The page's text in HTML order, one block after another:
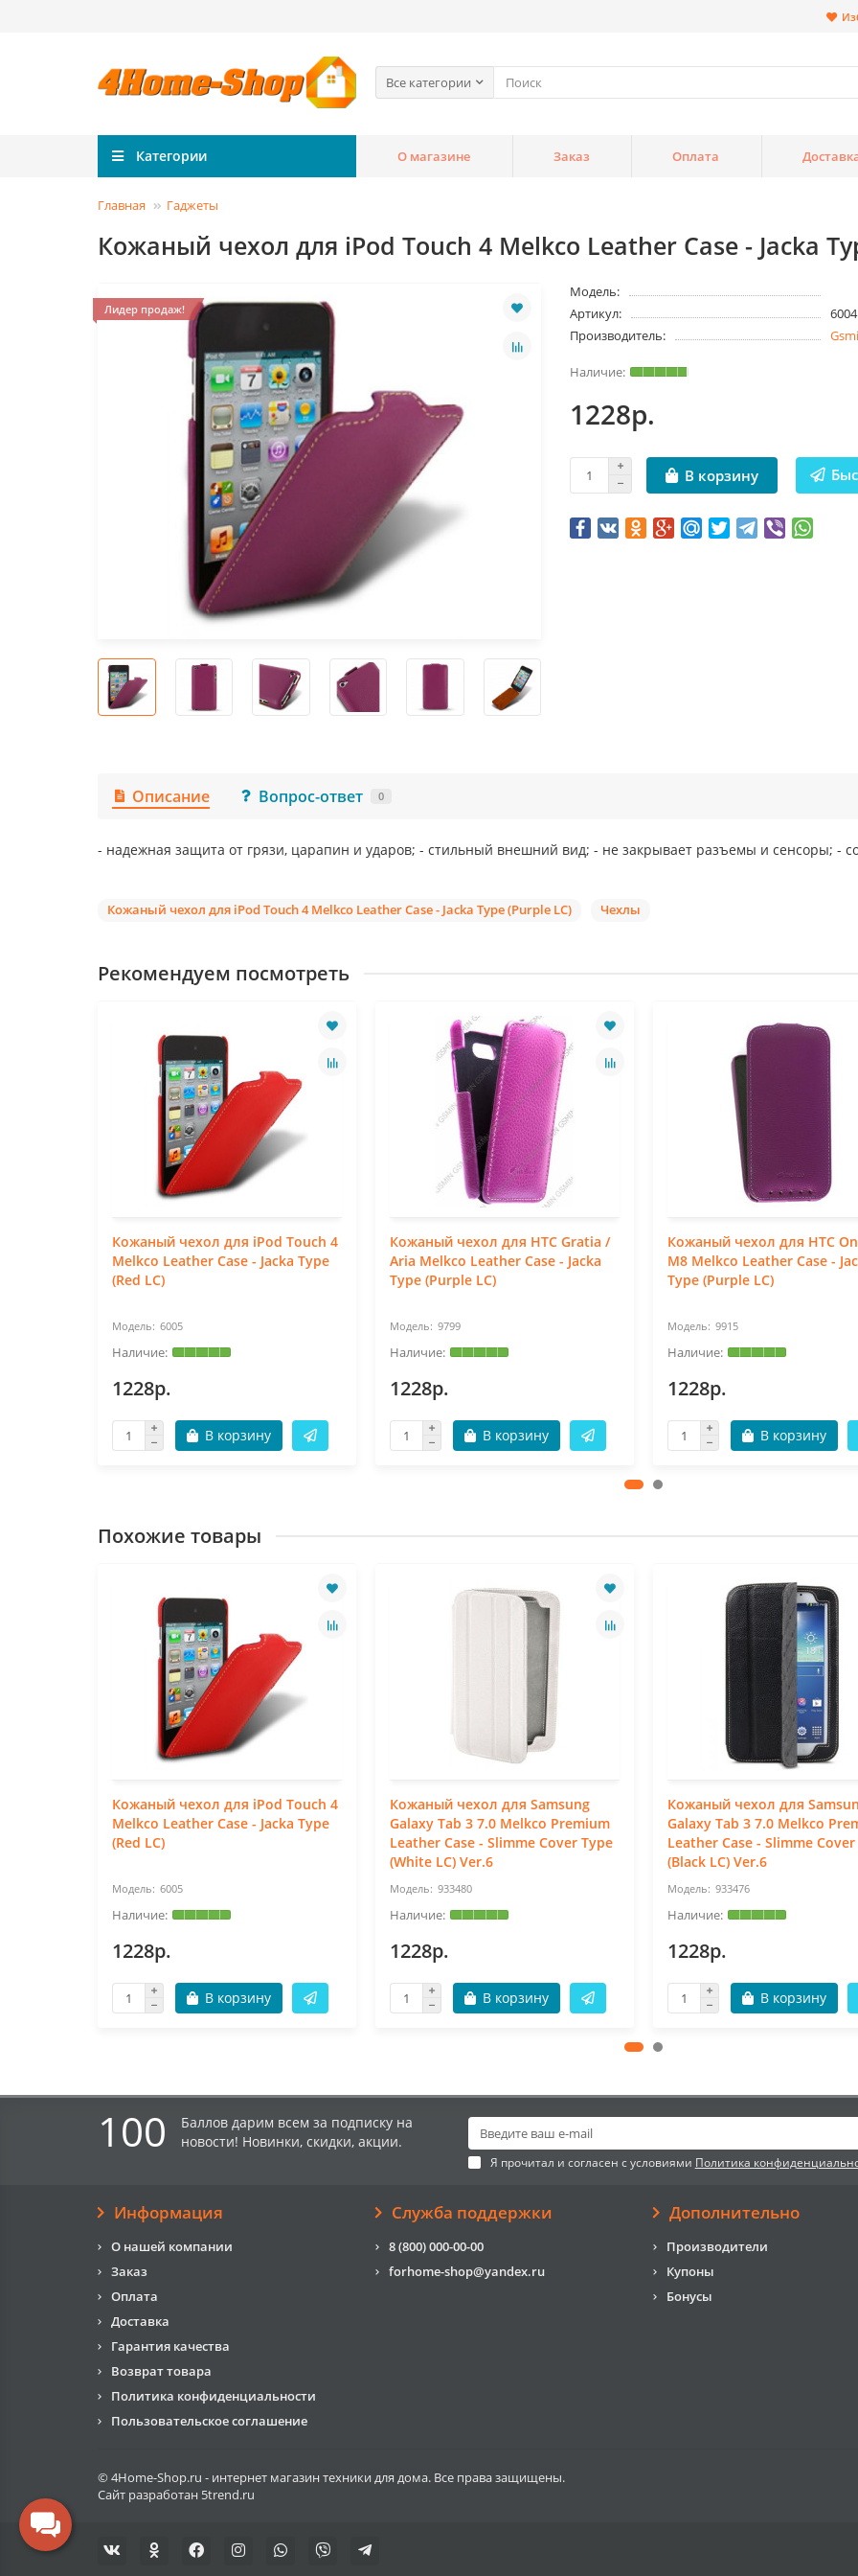
Все категории
Категории О магазине Заказ Оплата
Главная Гаджеты
Кожаный чехол для iPod Touch 4 Melkco Leather Case - Jacka
Лидер продаж!
Модель:
Артикул:
6004
Производитель:
1228р.
В корзину
Описание Вопрос-ответ 0
- надежная защита от грязи, царапин и ударов; - стильный внешний вид; - не закрывает разъемы и сенсоры; -
Кожаный чехол для iPod Touch 4 Melkco Leather Case - Jacka Type (Purple LC) Чехлы
Рекомендуем посмотреть
Кожаный чехол для iPod Touch 4
Melkco Leather Case - Jacka Type
(Red LC)
6005
1228р.
В корзину
Кожаный чехол для HTC Gratia /
Aria Melkco Leather Case - Jacka
Type (Purple LC)
9799
1228р.
В корзину
Кожаный чехол для HTC
M8 Melkco Leather Case -
Type (Purple LC)
9915
1228р.
В корзину
Похожие товары
Кожаный чехол для iPod Touch 4
Melkco Leather Case - Jacka Type
(Red LC)
6005
1228р.
В корзину
Кожаный чехол для Samsung
Galaxy Tab 3 7.0 Melkco Premium
Leather Case - Slimme Cover Type
(White LC) Ver.6
933480
1228р.
В корзину
Кожаный чехол для
Galaxy Tab 3 7.0 Melkco
Leather Case - Slimme
(Black LC) Ver.6
933476
1228р.
В корзину
100
Баллов дарим всем за подписку на
новости! Новинки, скидки, акции.
Я прочитал и согласен с условиями Политика
Информация
О нашей компании
Заказ
Оплата
Доставка
Гарантия качества
Возврат товара
Политика конфиденциальности
Пользовательское соглашение
Служба поддержки
8 (800) 000-00-00
forhome-shop@yandex.ru
Дополнительно
Производители
Купоны
Бонусы
© 4Home-Shop.ru - интернет магазин техники для дома. Все права защищены.
Сайт разработан 5trend.ru